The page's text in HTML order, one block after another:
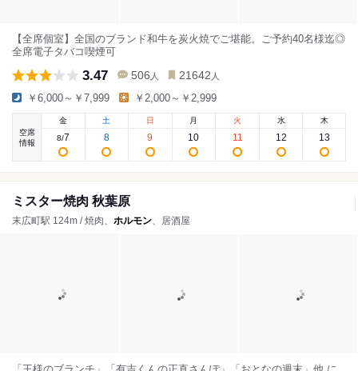
【全席個室】全国のブランド和牛を炭火焼でご堪能。ご予約40名様迄◎
全席電子タバコ喫煙可
3.47 506 人 21642 人
￥6,000～￥7,999 ￥2,000～￥2,999
空席
情報
金
8/7
土
8
日
9
月
10
火
11
水
12
木
13
ミスター焼肉 秋葉原
末広町駅 124m / 焼肉、 ホルモン、居酒屋